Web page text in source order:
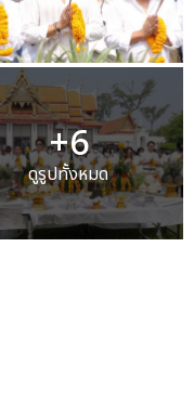
+6
ดูรูปทั้งหมด